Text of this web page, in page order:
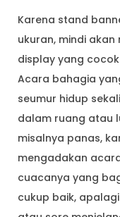
Karena stand
ukuran, mindi
display yang
Acara bahagia
seumur hidup
dalam ruang atau
misalnya panas,
mengadakan
cuacanya yang
cukup baik,